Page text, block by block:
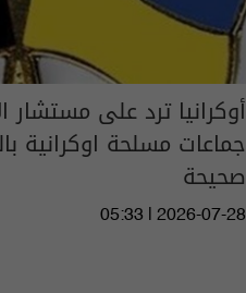
أوكرانيا ترد على
جماعات مسلحة اوكرانية
صحيحة
05:33 | 2026-07-28